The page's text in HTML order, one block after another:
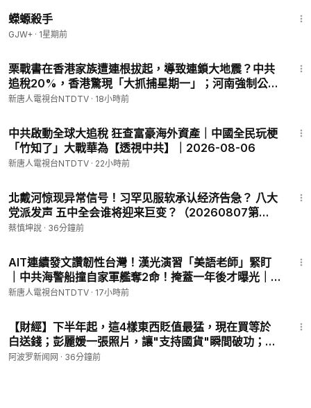
蠑螈殺手
GJW+ · 1星期前
栗戰書在香港家族遭連根拔起，導致連鎖大地震？中共
追稅20%，香港驚現「大抓捕星期一」；河南強制公務
員國企放假，政府徹底破產？洪災席捲中國多省；中共
新唐人電視台NTDTV · 18小時前
中共啟動全球大追稅 狂查富豪海外資產｜中國全民玩梗
「竹知了」大戰華為【透視中共】｜2026-08-06
新唐人電視台NTDTV · 22小時前
北戴河惊现异常信号！习罕见服软承认经济告急？ 八大
党派发声 五中全会谁将迎来巨变？（20260807第
1182期）#直播精選
蔡慎坤說 · 36分鐘前
AIT連續發文讚韌性台灣！漢光演習「美語老師」緊盯
｜中共海警船撞自家軍艦奪2命！掩蓋一年後才曝光｜
20260807(五)｜新唐人電視台
新唐人電視台NTDTV · 17小時前
【財經】下半年起，這4樣東西貶值最猛，現在買等於
白送錢；彭麗媛一張照片，讓"支持國貨"瞬間破功；這
次碰上全民硬茬子！中共央行徹底沒轍；中國電動車都
阿波罗新闻网 · 36分鐘前